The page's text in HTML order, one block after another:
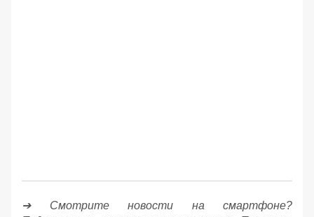
➔ Смотрите новости на смартфоне?